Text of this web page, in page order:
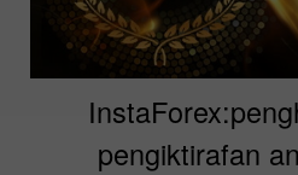
pengiktirafan